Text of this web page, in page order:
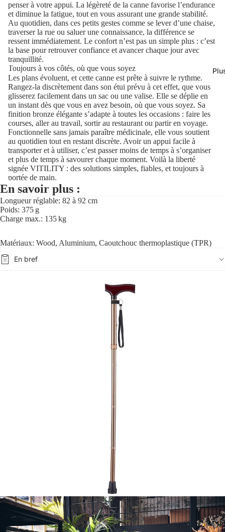
penser à votre appui. La légèreté de la canne favorise l’endurance
et diminue la fatigue, tout en vous assurant une grande stabilité.
Au quotidien, dans ces petits gestes comme se lever d’une chaise,
traverser la rue ou saluer une connaissance, la différence se
ressent immédiatement. Le confort n’est pas un simple plus : c’est
la base pour retrouver confiance et avancer chaque jour avec
tranquillité.
Toujours à vos côtés, où que vous soyez
Les plans évoluent, et cette canne est prête à suivre le rythme.
Rangez-la discrètement dans son étui prévu à cet effet, que vous
glisserez facilement dans un sac ou une valise. Elle se déplie en
un instant dès que vous en avez besoin, où que vous soyez. Sa
finition bronze élégante s’adapte à toutes les occasions : faire les
courses, aller au travail, sortir au restaurant ou partir en voyage.
Fonctionnelle sans jamais paraître médicinale, elle vous soutient
au quotidien tout en restant discrète. Avoir un appui facile à
transporter et à utiliser, c’est passer moins de temps à s’organiser
et plus de temps à savourer chaque moment. Voilà la liberté
signée VITILITY : des solutions simples, fiables, et toujours à
portée de main.
En savoir plus :
Longueur réglable: 82 à 92 cm
Poids: 375 g
Charge max.: 135 kg
Matériaux: Wood, Aluminium, Caoutchouc thermoplastique (TPR)
En bref